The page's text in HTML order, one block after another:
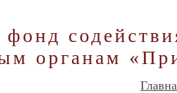
органам